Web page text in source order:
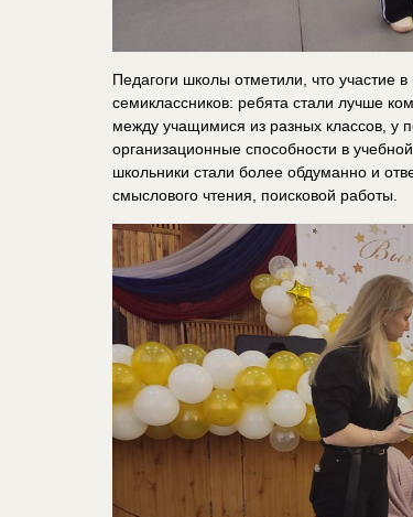
Педагоги школы отметили, что участие
семиклассников: ребята стали лучше
между учащимися из разных классов, у
организационные способности в
школьники стали более обдуманно и
смыслового чтения, поисковой работы.